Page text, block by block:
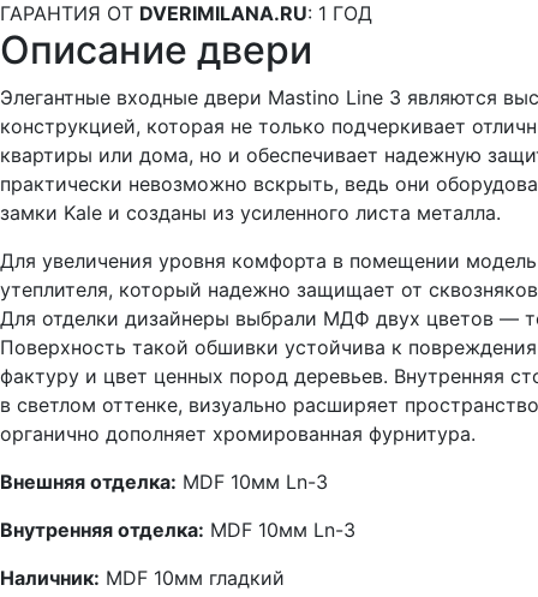
ГАРАНТИЯ ОТ DVERIMILANA.RU: 1 ГОД
Описание двери
Элегантные входные двери Mastino Line 3 являются
конструкцией, которая не только подчеркивает
квартиры или дома, но и обеспечивает надежную
практически невозможно вскрыть, ведь они
замки Kale и созданы из усиленного листа металла.
Для увеличения уровня комфорта в помещении
утеплителя, который надежно защищает от
Для отделки дизайнеры выбрали МДФ двух цветов —
Поверхность такой обшивки устойчива к
фактуру и цвет ценных пород деревьев. Внутренняя
в светлом оттенке, визуально расширяет
органично дополняет хромированная фурнитура.
Внешняя отделка: MDF 10мм Ln-3
Внутренняя отделка: MDF 10мм Ln-3
Наличник: MDF 10мм гладкий